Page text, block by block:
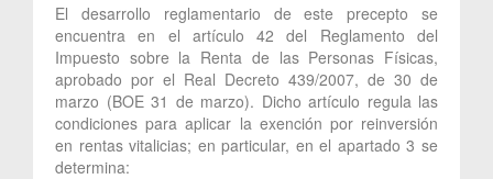
El desarrollo reglamentario de este precepto se
encuentra en el artículo 42 del Reglamento del
Impuesto sobre la Renta de las Personas Físicas,
aprobado por el Real Decreto 439/2007, de 30 de
marzo (BOE 31 de marzo). Dicho artículo regula las
condiciones para aplicar la exención por reinversión
en rentas vitalicias; en particular, en el apartado 3 se
determina: